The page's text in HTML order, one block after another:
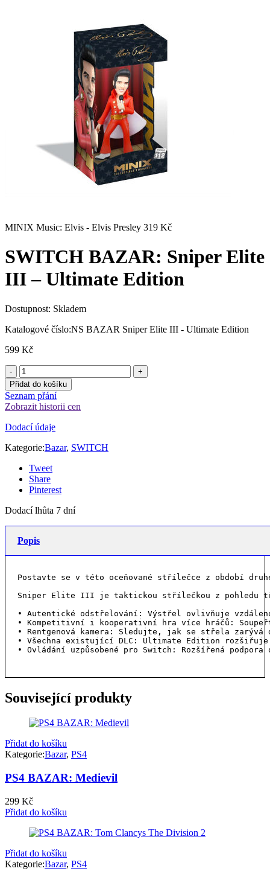
MINIX Music: Elvis - Elvis Presley 319 Kč
SWITCH BAZAR: Sniper Elite
III – Ultimate Edition
Dostupnost: Skladem
Katalogové číslo:NS BAZAR Sniper Elite III - Ultimate Edition
599 Kč
Přidat do košíku
Seznam přání
Zobrazit historii cen
Dodací údaje
Kategorie:Bazar, SWITCH
Tweet
Share
Pinterest
Dodací lhůta 7 dní
Popis
Postavte se v této oceňované střílečce z období
Sniper Elite III je taktickou střílečkou z pohledu
• Autentické odstřelování: Výstřel ovlivňuje
• Kompetitivní i kooperativní hra více hráčů:
• Rentgenová kamera: Sledujte, jak se střela
• Všechna existující DLC: Ultimate Edition rozšiřuje
• Ovládání uzpůsobené pro Switch: Rozšířená
Související produkty
Přidat do košíku
Kategorie:Bazar, PS4
PS4 BAZAR: Medievil
299 Kč
Přidat do košíku
Přidat do košíku
Kategorie:Bazar, PS4